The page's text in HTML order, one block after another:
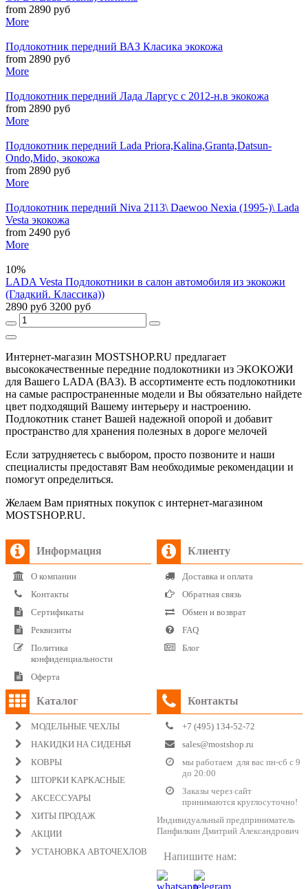
from 2890 руб
More
Подлокотник передний ВАЗ Класика экокожа
from 2890 руб
More
Подлокотник передний Лада Ларгус с 2012-н.в экокожа
from 2890 руб
More
Подлокотник передний Lada Priora,Kalina,Granta,Datsun-
Ondo,Mido, экокожа
from 2890 руб
More
Подлокотник передний Niva 2113\ Daewoo Nexia (1995-)\ Lada
Vesta экокожа
from 2490 руб
More
10%
LADA Vesta Подлокотники в салон автомобиля из экокожи
(Гладкий. Классика))
2890 руб 3200 руб
Интернет-магазин MOSTSHOP.RU предлагает
высококачественные передние подлокотники из ЭКОКОЖИ
для Вашего LADA (ВАЗ). В ассортименте есть подлокотники
на самые распространенные модели и Вы обязательно найдете
цвет подходящий Вашему интерьеру и настроению.
Подлокотник станет Вашей надежной опорой и добавит
пространство для хранения полезных в дороге мелочей
Если затрудняетесь с выбором, просто позвоните и наши
специалисты предоставят Вам необходимые рекомендации и
помогут определиться.
Желаем Вам приятных покупок с интернет-магазином
MOSTSHOP.RU.
Информация
О компании
Контакты
Сертификаты
Реквизиты
Политика
конфиденциальности
Оферта
Клиенту
Доставка и оплата
Обратная связь
Обмен и возврат
FAQ
Блог
Каталог
МОДЕЛЬНЫЕ ЧЕХЛЫ
НАКИДКИ НА СИДЕНЬЯ
КОВРЫ
ШТОРКИ КАРКАСНЫЕ
АКСЕССУАРЫ
ХИТЫ ПРОДАЖ
АКЦИИ
УСТАНОВКА АВТОЧЕХЛОВ
Контакты
+7 (495) 134-52-72
sales@mostshop.ru
мы работаем для вас пн-сб с 9
до 20:00
Заказы через сайт
принимаются круглосуточно!
Индивидуальный предприниматель
Панфилкин Дмитрий Александрович
Напишите нам: